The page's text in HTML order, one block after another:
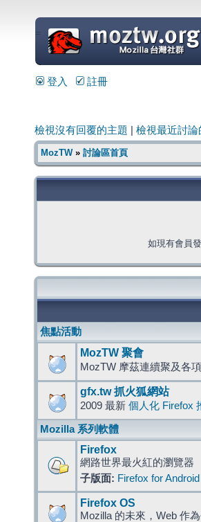
=
登入 註冊
檢視沒有回覆的主題 檢視最近討論
MozTW» 討論區首頁
如現有會員
焦點活動
MozTW 聚會
MozTW 摩茲連續聚及各
gfx.tw 抓火狐網站
2009 最新 個人化 Firefox
Mozilla 系列軟體
Firefox
網路世界最火紅的瀏覽器
子版面: Firefox for Android
Firefox OS
Mozilla 的未來，Web 作